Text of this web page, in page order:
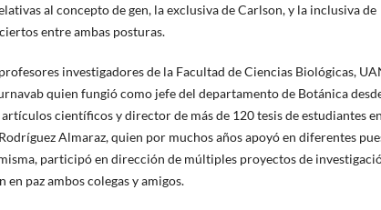
al concepto de gen, la exclusiva de Carlson, y la inclusiva de
entre ambas posturas.
investigadores de la Facultad de Ciencias Biológicas,
quien fungió como jefe del departamento de Botánica
científicos y director de más de 120 tesis de estudiantes
Almaraz, quien por muchos años apoyó en diferentes
participó en dirección de múltiples proyectos de
paz ambos colegas y amigos.